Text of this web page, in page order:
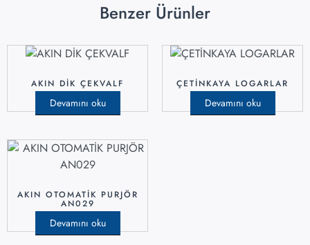
Benzer Ürünler
AKIN DİK ÇEKVALF
Devamını oku
ÇETİNKAYA LOGARLAR
Devamını oku
AKIN OTOMATİK PURJÖR
AN029
Devamını oku